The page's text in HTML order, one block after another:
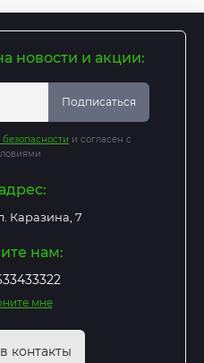
новости и акции:
Подписаться
и согласен с
Каразина, 7
нам:
мне
контакты